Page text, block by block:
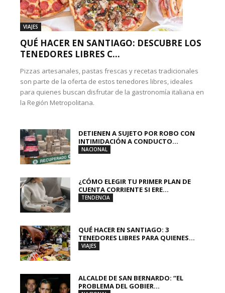
VIAJES
QUÉ HACER EN SANTIAGO: DESCUBRE LOS
TENEDORES LIBRES C...
Pizzas artesanales, pastas frescas y recetas tradicionales
son parte de la oferta de estos tenedores libres, ideales
para quienes buscan disfrutar de la gastronomía italiana en
la Región Metropolitana.
DETIENEN A SUJETO POR ROBO CON
INTIMIDACIÓN A CONDUCTO...
NACIONAL
¿CÓMO ELEGIR TU PRIMER PLAN DE
CUENTA CORRIENTE SI ERE...
TENDENCIA
QUÉ HACER EN SANTIAGO: 3
TENEDORES LIBRES PARA QUIENES...
VIAJES
ALCALDE DE SAN BERNARDO: “EL
PROBLEMA DEL GOBIER...